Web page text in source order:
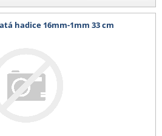
hadice 16mm-1mm 33 cm